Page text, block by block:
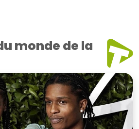
monde de la